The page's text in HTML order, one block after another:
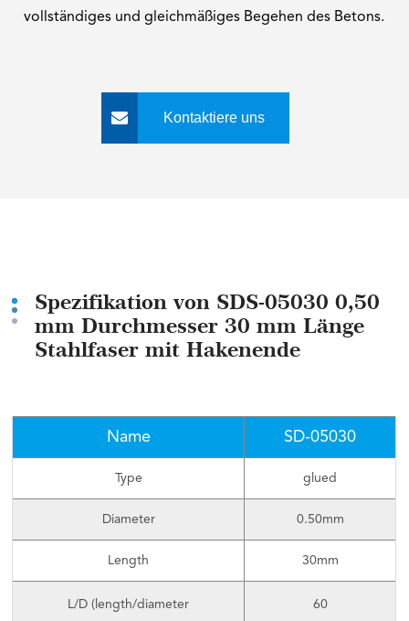
vollständiges und gleichmäßiges Begehen des Betons.
Kontaktiere uns
Spezifikation von SDS-05030 0,50
mm Durchmesser 30 mm Länge
Stahlfaser mit Hakenende
Name SD-05030
Type glued
Diameter 0.50mm
Length 30mm
L/D (length/diameter 60